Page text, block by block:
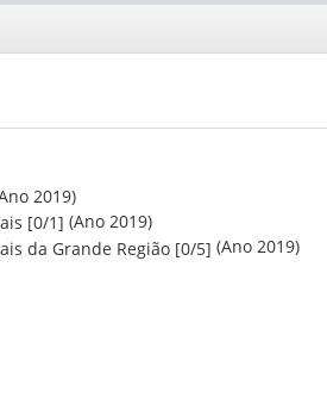
2019)
[0/1] (Ano 2019)
da Grande Região [0/5] (Ano 2019)